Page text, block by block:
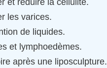
les varices.
de liquides.
et lymphoedèmes.
après une liposculpture.